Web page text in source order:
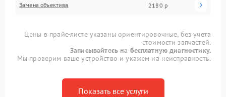
Замена объектива 2180 р
Цены в прайс-листе указаны ориентировочные, без учета
стоимости запчастей.
Записывайтесь на бесплатную диагностику.
Мы проверим ваше устройство и укажем на неисправность.
Показать все услуги